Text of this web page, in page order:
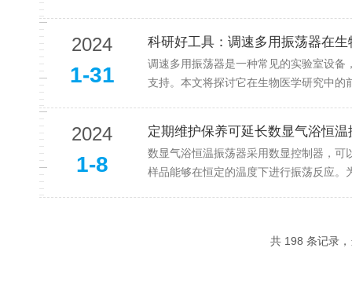
2024
1-31
科研好工具：调速多用振荡器
调速多用振荡器是一种常见的实验室设备
支持。本文将探讨它在生物医学研究中的
2024
1-8
定期维护保养可延长数显气浴恒
数显气浴恒温振荡器采用数显控制器，可以
样品能够在恒定的温度下进行振荡反应
共 198 条记录